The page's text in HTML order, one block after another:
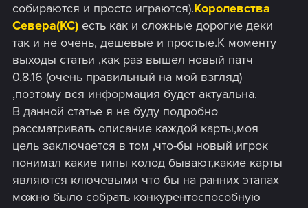
собираются и просто играются).Королевства
Севера(КС) есть как и сложные дорогие деки
так и не очень, дешевые и простые.К моменту
выходы статьи ,как раз вышел новый патч
0.8.16 (очень правильный на мой взгляд)
,поэтому вся информация будет актуальна.
В данной статье я не буду подробно
рассматривать описание каждой карты,моя
цель заключается в том ,что-бы новый игрок
понимал какие типы колод бывают,какие карты
являются ключевыми что бы на ранних этапах
можно было собрать конкурентоспособную